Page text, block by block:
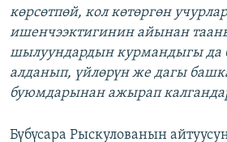
көрсөтпөй, кол көтөргөн
ишенчээктигинин айынан
шылуундардын курмандыгы да
алданып, үйлөрүн же дагы
буюмдарынан ажырап
Бүбүсара Рыскулованын